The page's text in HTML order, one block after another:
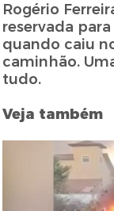
Rogério
reservada
quando caiu
caminhão.
tudo.
Veja também